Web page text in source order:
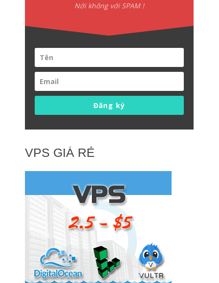
Nới không với SPAM !
Đăng ký
VPS GIÁ RẺ